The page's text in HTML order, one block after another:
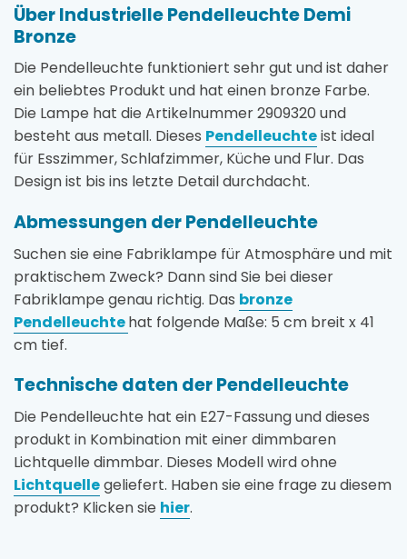
Über Industrielle Pendelleuchte Demi
Bronze
Die Pendelleuchte funktioniert sehr gut und ist daher
ein beliebtes Produkt und hat einen bronze Farbe.
Die Lampe hat die Artikelnummer 2909320 und
besteht aus metall. Dieses Pendelleuchteist ideal
für Esszimmer, Schlafzimmer, Küche und Flur. Das
Design ist bis ins letzte Detail durchdacht.
Abmessungen der Pendelleuchte
Suchen sie eine Fabriklampe für Atmosphäre und mit
praktischem Zweck? Dann sind Sie bei dieser
Fabriklampe genau richtig. Das bronze
Pendelleuchtehat folgende Maße: 5 cm breit x 41
cm tief.
Technische daten der Pendelleuchte
Die Pendelleuchte hat ein E27-Fassung und dieses
produkt in Kombination mit einer dimmbaren
Lichtquelle dimmbar. Dieses Modell wird ohne
Lichtquellegeliefert. Haben sie eine frage zu diesem
produkt? Klicken sie hier.